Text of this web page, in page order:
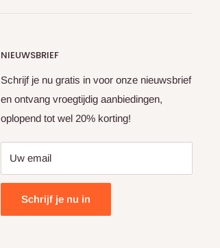
NIEUWSBRIEF
Schrijf je nu gratis in voor onze nieuwsbrief
en ontvang vroegtijdig aanbiedingen,
oplopend tot wel 20% korting!
Uw email
Schrijf je nu in